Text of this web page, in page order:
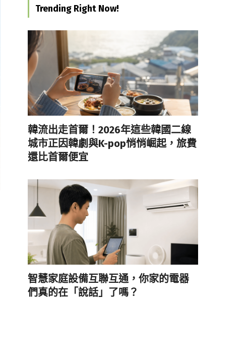
Trending Right Now!
韓流出走首爾！2026年這些韓國二線
城市正因韓劇與K-pop悄悄崛起，旅費
還比首爾便宜
智慧家庭設備互聯互通，你家的電器
們真的在「說話」了嗎？